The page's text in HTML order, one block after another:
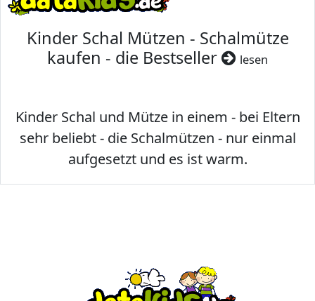
Kinder Schal Mützen - Schalmütze
kaufen - die Bestseller
lesen
Kinder Schal und Mütze in einem - bei Eltern
sehr beliebt - die Schalmützen - nur einmal
aufgesetzt und es ist warm.